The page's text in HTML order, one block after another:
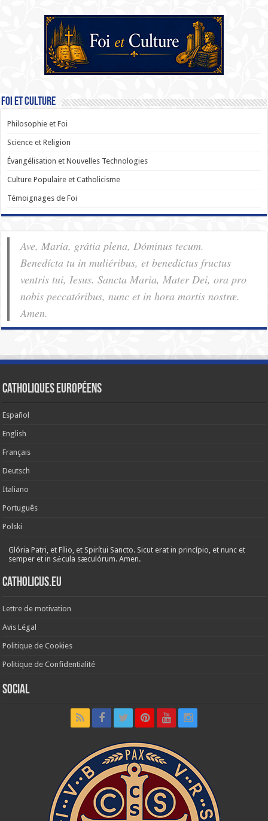
Foi et Culture
Philosophie et Foi
Science et Religion
Évangélisation et Nouvelles Technologies
Culture Populaire et Catholicisme
Témoignages de Foi
Ave, Maria, grátia plena, Dóminus tecum.
Benedícta tu in muliéribus, et benedíctus fructus
ventris tui, Iesus. Sancta Maria, Mater Dei, ora pro
nobis pec­ca­tóribus, nunc et in hora mortis nostræ.
Amen.
Catholiques européens
Español
English
Français
Deutsch
Italiano
Português
Polski
Glória Patri, et Fílio, et Spirítui Sancto. Sicut erat in princípio, et nunc et
semper et in sǽcula sæculórum. Amen.
Catholicus.eu
Lettre de motivation
Avis Légal
Politique de Cookies
Politique de Confidentialité
Social